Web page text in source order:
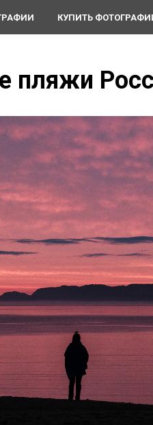
КУПИТЬ
пляжи